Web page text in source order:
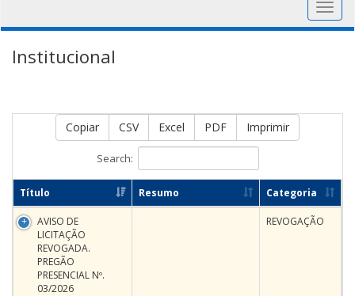
Institucional
Copiar CSV Excel PDF Imprimir
Search:
Título Resumo Categoria
AVISO DE
LICITAÇÃO
REVOGADA.
PREGÃO
PRESENCIAL Nº.
03/2026
REVOGAÇÃO